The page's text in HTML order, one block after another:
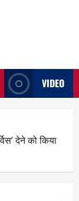
VIDEO
देने को किया